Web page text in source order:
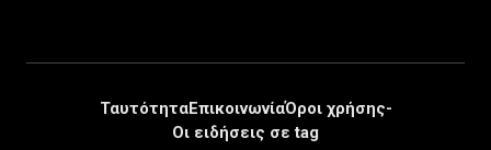
ΤαυτότηταΕπικοινωνίαΌροι χρήσης-
Οι ειδήσεις σε tag